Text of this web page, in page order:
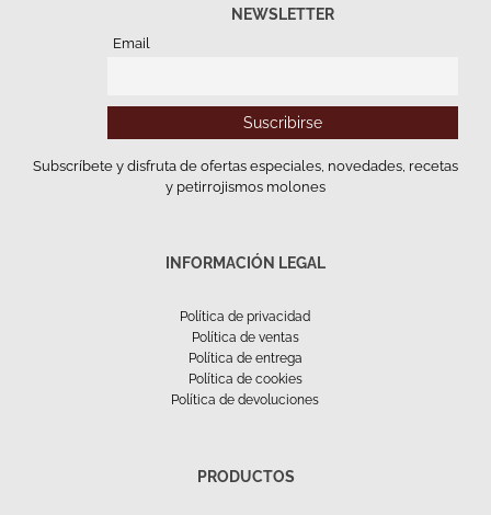
NEWSLETTER
Email
Subscríbete y disfruta de ofertas especiales, novedades, recetas
y petirrojismos molones
INFORMACIÓN LEGAL
Política de privacidad
Política de ventas
Política de entrega
Política de cookies
Política de devoluciones
PRODUCTOS